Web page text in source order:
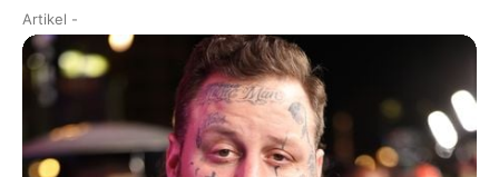
Artikel -